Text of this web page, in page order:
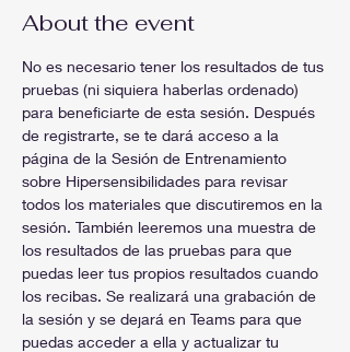
About the event
No es necesario tener los resultados de tus
pruebas (ni siquiera haberlas ordenado)
para beneficiarte de esta sesión. Después
de registrarte, se te dará acceso a la
página de la Sesión de Entrenamiento
sobre Hipersensibilidades para revisar
todos los materiales que discutiremos en la
sesión. También leeremos una muestra de
los resultados de las pruebas para que
puedas leer tus propios resultados cuando
los recibas. Se realizará una grabación de
la sesión y se dejará en Teams para que
puedas acceder a ella y actualizar tu